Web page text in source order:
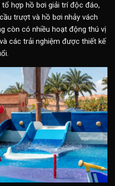
hợp hồ bơi giải trí độc đáo,
trượt và hồ bơi nhảy vách
còn có nhiều hoạt động thú vị
các trải nghiệm được thiết kế